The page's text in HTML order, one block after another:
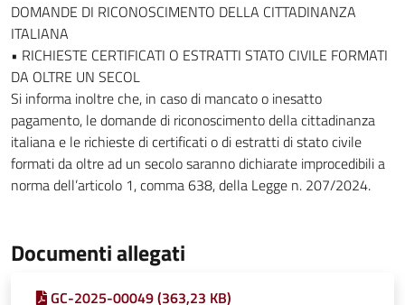
DOMANDE DI RICONOSCIMENTO DELLA CITTADINANZA
ITALIANA
• RICHIESTE CERTIFICATI O ESTRATTI STATO CIVILE FORMATI
DA OLTRE UN SECOL
Si informa inoltre che, in caso di mancato o inesatto
pagamento, le domande di riconoscimento della cittadinanza
italiana e le richieste di certificati o di estratti di stato civile
formati da oltre ad un secolo saranno dichiarate improcedibili a
norma dell’articolo 1, comma 638, della Legge n. 207/2024.
Documenti allegati
GC-2025-00049 (363,23 KB)